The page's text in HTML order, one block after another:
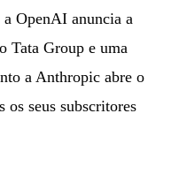
a OpenAI anuncia a
Tata Group e uma
a Anthropic abre o
os seus subscritores